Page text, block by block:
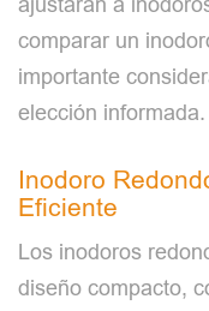
comparar un
importante
elección informada.
Inodoro
Eficiente
Los inodoros
diseño compacto,